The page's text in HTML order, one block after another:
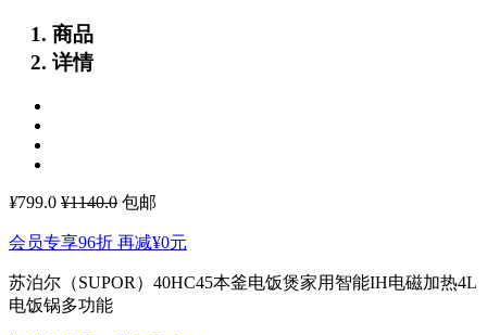
商品
详情
¥799.0 ¥1140.0 包邮
会员专享96折 再减¥0元
苏泊尔（SUPOR）40HC45本釜电饭煲家用智能IH电磁加热4L
电饭锅多功能